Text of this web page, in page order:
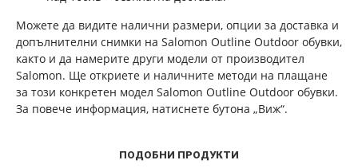
Можете да видите налични размери, опции за доставка и
допълнителни снимки на Salomon Outline Outdoor обувки,
както и да намерите други модели от производител
Salomon. Ще откриете и наличните методи на плащане
за този конкретен модел Salomon Outline Outdoor обувки.
За повече информация, натиснете бутона „Виж“.
ПОДОБНИ ПРОДУКТИ